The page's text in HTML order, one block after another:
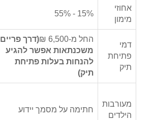
אחוזי
מימון
15% - 55%
דמי
פתיחת
תיק
החל מ-6,500 ₪
(דרך פריים
משכנתאות אפשר להגיע
להנחות בעלות פתיחת
תיק)
מעורבות
הילדים
חתימה על מסמך יידוע